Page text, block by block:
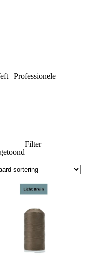
| Professionele
Filter